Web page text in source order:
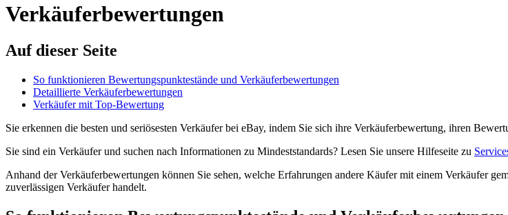
Verkäuferbewertungen
Auf dieser Seite
So funktionieren Bewertungspunktestände und Verkäuferbewertungen
Detaillierte Verkäuferbewertungen
Verkäufer mit Top-Bewertung
Sie erkennen die besten und seriösesten Verkäufer bei eBay, indem Sie sich ihre Verkäuferbewertung, ihren
Sie sind ein Verkäufer und suchen nach Informationen zu Mindeststandards? Lesen Sie unsere Hilfeseite zu
Anhand der Verkäuferbewertungen können Sie sehen, welche Erfahrungen andere Käufer mit einem Verkäufer
zuverlässigen Verkäufer handelt.